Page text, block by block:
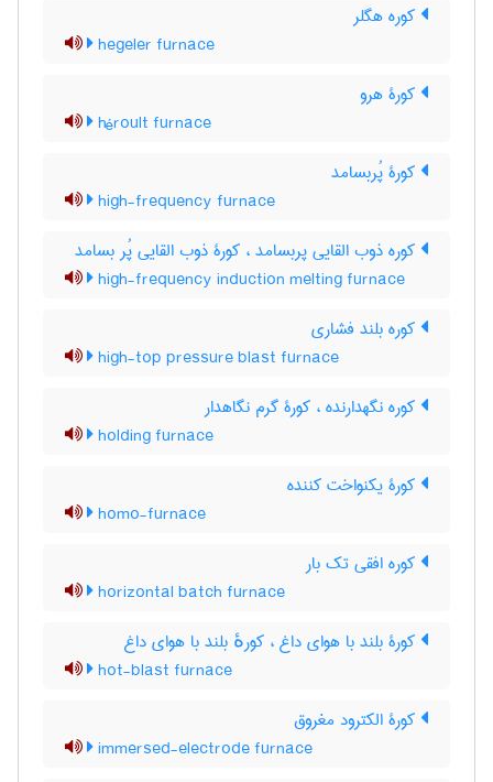
کوره هگلر
hegeler furnace
کورۀ هرو
héroult furnace
کورۀ پُربسامد
high-frequency furnace
کوره ذوب القایی پربسامد ، کورۀ ذوب القایی پُر بسامد
high-frequency induction melting furnace
کوره بلند فشاری
high-top pressure blast furnace
کوره نگهدارنده ، کورۀ گرم نگاهدار
holding furnace
کورۀ یکنواخت کننده
homo-furnace
کوره افقی تک بار
horizontal batch furnace
کورۀ بلند با هوای داغ ، کورهٔ بلند با هوای داغ
hot-blast furnace
کورۀ الکترود مغروق
immersed-electrode furnace